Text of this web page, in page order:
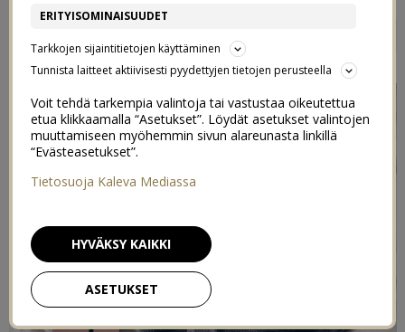
18/12/2018
ERITYISOMINAISUUDET
Tarkkojen sijaintitietojen käyttäminen
Tunnista laitteet aktiivisesti pyydettyjen tietojen perusteella
Voit tehdä tarkempia valintoja tai vastustaa oikeutettua
etua klikkaamalla “Asetukset”. Löydät asetukset valintojen
muuttamiseen myöhemmin sivun alareunasta linkillä
“Evästeasetukset”.
Tietosuoja Kaleva Mediassa
ASETUKSET
HYVÄKSY KAIKKI